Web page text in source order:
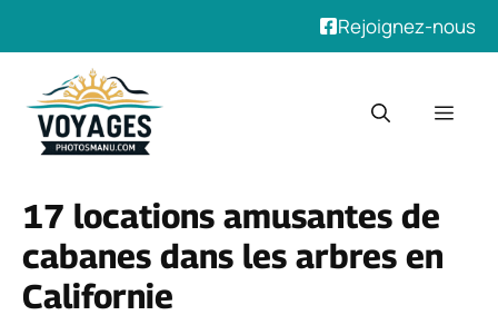
Rejoignez-nous
contenu
17 locations amusantes de
cabanes dans les arbres en
Californie